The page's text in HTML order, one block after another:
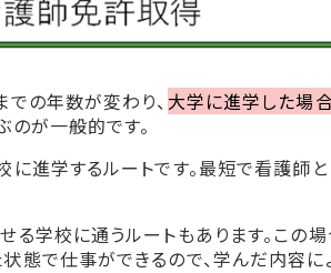
の年数が変わり、 大学に進学した場
のが一般的です。
進学するルートです。最短で看護師
学校に通うルートもあります。この
態で仕事ができるので、学んだ内容